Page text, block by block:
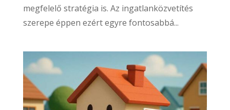
megfelelő stratégia is. Az ingatlanközvetítés
szerepe éppen ezért egyre fontosabbá...